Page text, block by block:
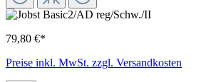
79,80 €*
Preise inkl. MwSt. zzgl. Versandkosten